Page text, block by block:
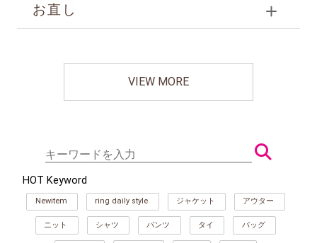
お直し
VIEW MORE
HOT Keyword
Newitem ring daily style ジャケット アウター
ニット シャツ パンツ タイ バッグ